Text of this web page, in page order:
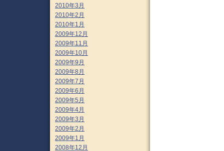
2010年3月
2010年2月
2010年1月
2009年12月
2009年11月
2009年10月
2009年9月
2009年8月
2009年7月
2009年6月
2009年5月
2009年4月
2009年3月
2009年2月
2009年1月
2008年12月